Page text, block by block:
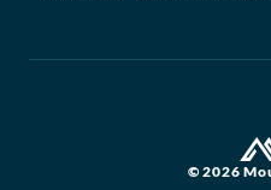
© 2026